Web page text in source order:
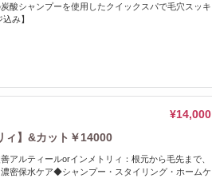
酸シャンプーを使用したクイックスパで毛穴スッキ
み】
¥14,000
ィ】&カット￥14000
アルティールorインメトリィ：根元から毛先まで、
密保水ケア◆シャンプー・スタイリング・ホームケ